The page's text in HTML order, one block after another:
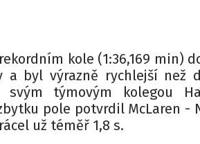
kole (1:36,169 min)
a byl výrazně rychlejší než
týmovým kolegou
pole potvrdil McLaren -
už téměř 1,8 s.